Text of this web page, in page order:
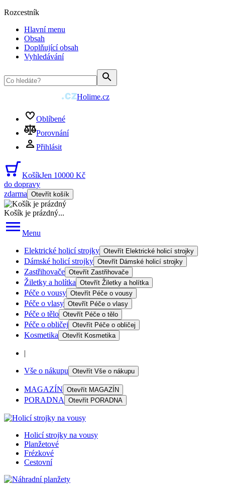
Rozcestník
Hlavní menu
Obsah
Doplňující obsah
Vyhledávání
Holime.cz
Oblíbené
Porovnání
Přihlásit
KošíkJen 10000 Kč
do dopravy
zdarma Otevřít košík
Košík je prázdný...
Menu
Elektrické holicí strojky Otevřít Elektrické holicí strojky
Dámské holicí strojky Otevřít Dámské holicí strojky
Zastřihovače Otevřít Zastřihovače
Žiletky a holítka Otevřít Žiletky a holítka
Péče o vousy Otevřít Péče o vousy
Péče o vlasy Otevřít Péče o vlasy
Péče o tělo Otevřít Péče o tělo
Péče o obličej Otevřít Péče o obličej
Kosmetika Otevřít Kosmetika
|
Vše o nákupu Otevřít Vše o nákupu
MAGAZÍN Otevřít MAGAZÍN
PORADNA Otevřít PORADNA
Holicí strojky na vousy
Planžetové
Frézkové
Cestovní